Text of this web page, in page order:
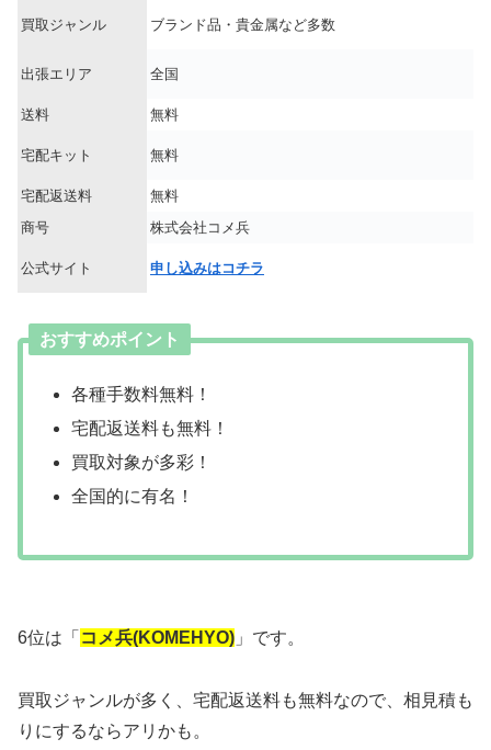
買取ジャンル ブランド品・貴金属など多数
出張エリア 全国
送料 無料
宅配キット 無料
宅配返送料
無料
商号
株式会社コメ兵
公式サイト 申し込みはコチラ
おすすめポイント
各種手数料無料！
宅配返送料も無料！
買取対象が多彩！
全国的に有名！
6位は「 コメ兵(KOMEHYO) 」です。
買取ジャンルが多く、宅配返送料も無料なので、相見積も
りにするならアリかも。